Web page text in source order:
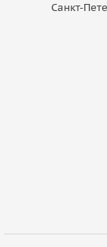
Санкт-